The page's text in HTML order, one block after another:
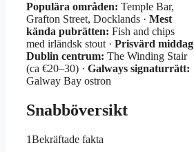
Populära områden: Temple Bar,
Grafton Street, Docklands · Mest
kända pubrätten: Fish and chips
med irländsk stout · Prisvärd middag
Dublin centrum: The Winding Stair
(ca €20–30) · Galways signaturrätt:
Galway Bay ostron
Snabböversikt
1Bekräftade fakta